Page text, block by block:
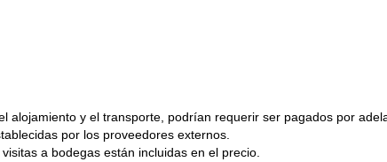
alojamiento y el transporte, podrían requerir ser pagados por
por los proveedores externos.
a bodegas están incluidas en el precio.